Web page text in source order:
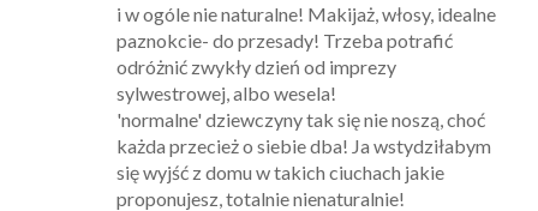
i w ogóle nie naturalne! Makijaż, włosy, idealne
paznokcie- do przesady! Trzeba potrafić
odróżnić zwykły dzień od imprezy
sylwestrowej, albo wesela!
'normalne' dziewczyny tak się nie noszą, choć
każda przecież o siebie dba! Ja wstydziłabym
się wyjść z domu w takich ciuchach jakie
proponujesz, totalnie nienaturalnie!